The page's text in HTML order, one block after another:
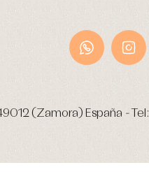
(Zamora) España -Tel: